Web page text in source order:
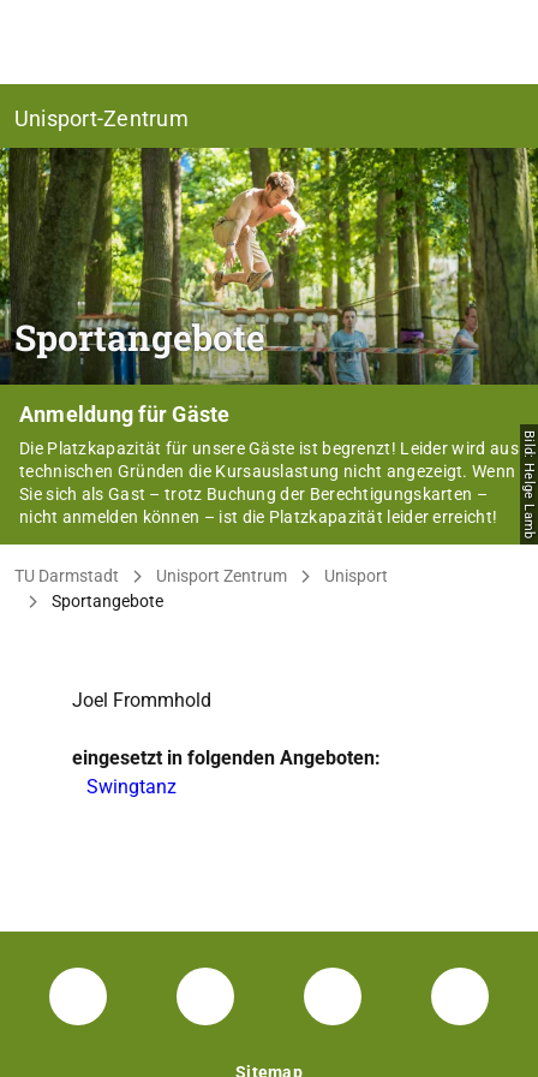
Unisport-Zentrum
Sportangebote
Anmeldung für Gäste
Die Platzkapazität für unsere Gäste ist begrenzt! Leider wird aus
technischen Gründen die Kursauslastung nicht angezeigt. Wenn
Sie sich als Gast – trotz Buchung der Berechtigungskarten –
nicht anmelden können – ist die Platzkapazität leider erreicht!
Bild: Helge Lamb
Sie befinden sich hier:
TU Darmstadt Unisport Zentrum
Unisport
Sportangebote
Joel Frommhold
eingesetzt in folgenden Angeboten:
Swingtanz
Facebook Unisport-Zentrum
Instagram Unisport-Zentrum
Youtube TU
Sitemap